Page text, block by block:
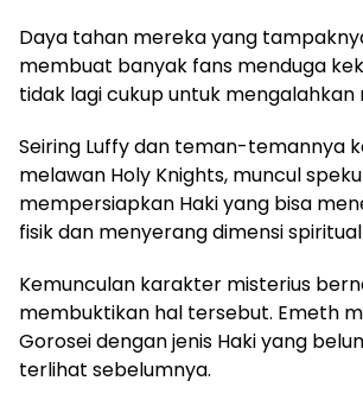
Daya tahan mereka yang
membuat banyak fans menduga
tidak lagi cukup untuk mengalahkan
Seiring Luffy dan teman-temannya
melawan Holy Knights, muncul
mempersiapkan Haki yang bisa
fisik dan menyerang dimensi
Kemunculan karakter misterius
membuktikan hal tersebut. Emeth
Gorosei dengan jenis Haki yang
terlihat sebelumnya.